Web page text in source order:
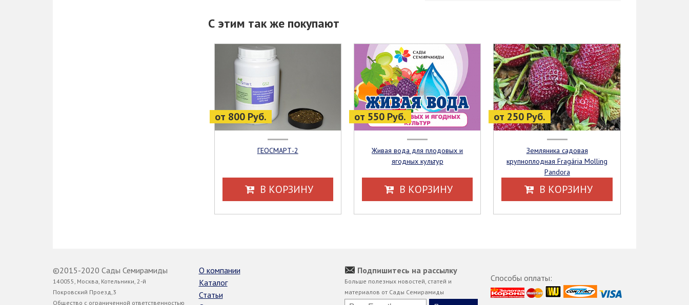
С этим так же покупают
от 800 Руб.
ГЕОСМАРТ-2
В КОРЗИНУ
от 550 Руб.
Живая вода для плодовых и
ягодных культур
В КОРЗИНУ
от 250 Руб.
Земляника садовая
крупноплодная Fragária Molling
Pandora
В КОРЗИНУ
©2015-2020 Сады Семирамиды
140055, Москва, Котельники, 2-й
Покровский Проезд,3
Общество с ограниченной ответственностью
О компании
Каталог
Статьи
Подпишитесь на рассылку
Больше полезных новостей, статей и
материалов от Сады Семирамиды
Способы оплаты: